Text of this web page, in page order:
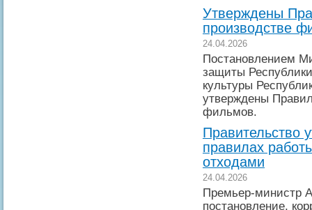
Утверждены
производстве
24.04.2026
Постановлением
защиты
культуры
утверждены
фильмов.
Правительство
правилах
отходами
24.04.2026
Премьер-министр
постановление,